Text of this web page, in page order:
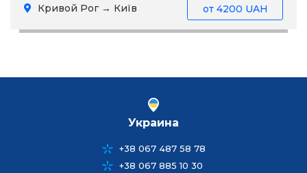
Кривой Рог → Київ от 4200 UAH
Украина
+38 067 487 58 78
+38 067 885 10 30